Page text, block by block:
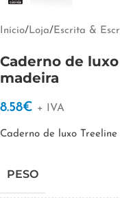
Início/Loja/Escrita &
Caderno de
madeira
8.58€ + IVA
Caderno de luxo
PESO